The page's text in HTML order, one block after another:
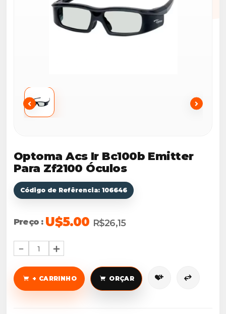
Optoma Acs Ir Bc100b Emitter
Para Zf2100 Óculos
Código de Refêrencia: 106646
Preço : U$5.00 R$26,15
1
+ CARRINHO ORÇAR